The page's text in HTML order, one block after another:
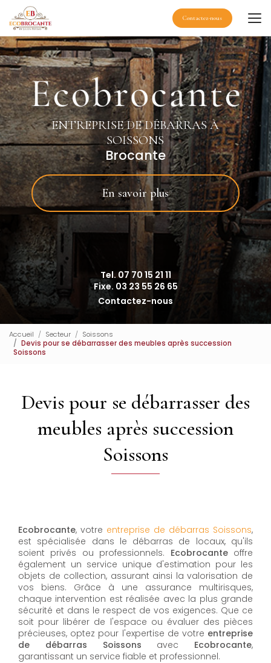
contenu
principal
Contactez-nous
ENTREPRISE DE DÉBARRAS À
SOISSONS
Brocante
En savoir plus
Tel. 07 70 15 21 11
Fixe. 03 23 55 26 65
Contactez-nous
Accueil Secteur
Soissons
Devis pour se débarrasser des meubles après succession
Soissons
Devis pour se débarrasser des
meubles après succession
Soissons
Ecobrocante, votre entreprise de débarras Soissons,
est spécialisée dans le débarras de locaux, qu'ils
soient privés ou professionnels. Ecobrocanteoffre
également un service unique d'estimation pour les
objets de collection, assurant ainsi la valorisation de
vos biens. Grâce à une assurance multirisques,
chaque intervention est réalisée avec la plus grande
sécurité et dans le respect de vos exigences. Que ce
soit pour libérer de l'espace ou évaluer des pièces
précieuses, optez pour l'expertise de votre entreprise
de débarras Soissons avec Ecobrocante,
garantissant un service fiable et professionnel.